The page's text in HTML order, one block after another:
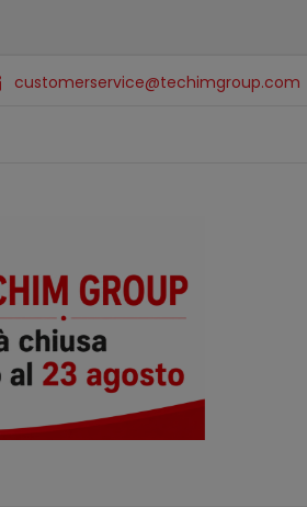
customerservice@techimgroup.com